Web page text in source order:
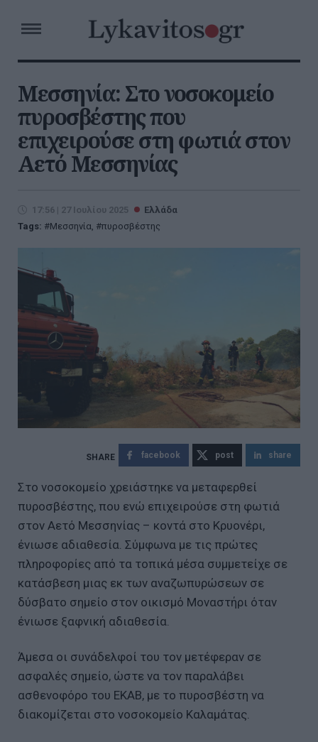
Μεσσηνία: Στο νοσοκομείο
πυροσβέστης που
επιχειρούσε στη φωτιά στον
Αετό Μεσσηνίας
17:56 | 27 Ιουλίου 2025
Ελλάδα
Tags:
Μεσσηνία, πυροσβέστης
facebook post share
Στο νοσοκομείο χρειάστηκε να μεταφερθεί
πυροσβέστης, που ενώ επιχειρούσε στη φωτιά
στον Αετό Μεσσηνίας – κοντά στο Κρυονέρι,
ένιωσε αδιαθεσία. Σύμφωνα με τις πρώτες
πληροφορίες από τα τοπικά μέσα συμμετείχε σε
κατάσβεση μιας εκ των αναζωπυρώσεων σε
δύσβατο σημείο στον οικισμό Μοναστήρι όταν
ένιωσε ξαφνική αδιαθεσία.
Άμεσα οι συνάδελφοί του τον μετέφεραν σε
ασφαλές σημείο, ώστε να τον παραλάβει
ασθενοφόρο του ΕΚΑΒ, με το πυροσβέστη να
διακομίζεται στο νοσοκομείο Καλαμάτας.